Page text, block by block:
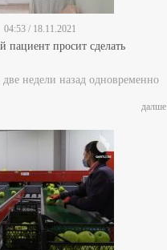
04:53 / 18.11.2021
пациент просит сделать
недели назад одновременно
далше